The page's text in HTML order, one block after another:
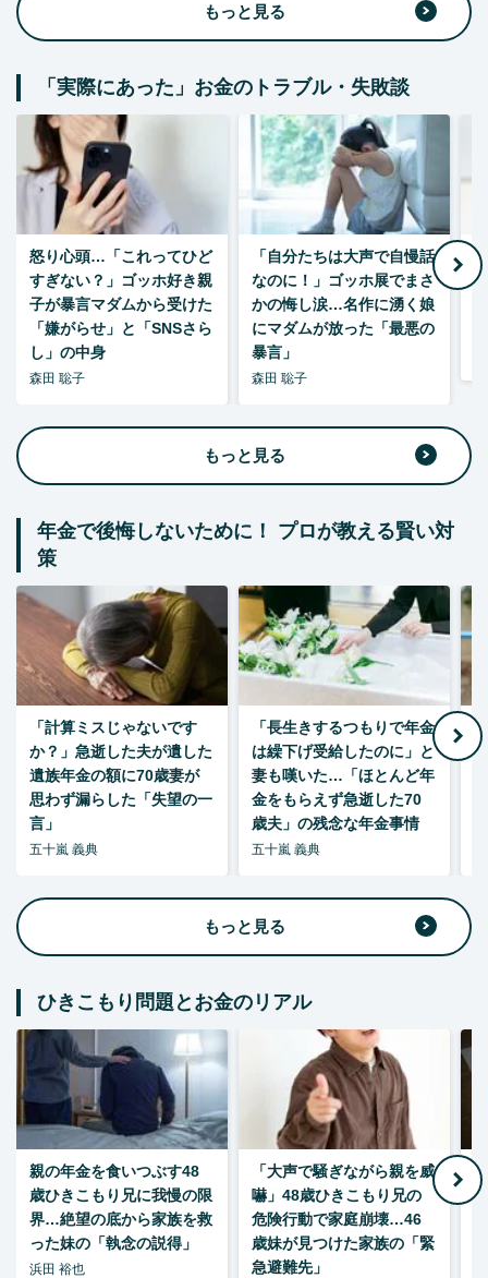
もっと見る
「実際にあった」お金のトラブル・失敗談
怒り心頭…「これってひど
すぎない？」ゴッホ好き親
子が暴言マダムから受けた
「嫌がらせ」と「SNSさら
し」の中身
森田 聡子
「自分たちは大声で自慢話
なのに！」ゴッホ展でまさ
かの悔し涙…名作に湧く娘
にマダムが放った「最悪の
暴言」
森田 聡子
もっと見る
年金で後悔しないために！ プロが教える賢い対
策
「計算ミスじゃないです
か？」急逝した夫が遺した
遺族年金の額に70歳妻が
思わず漏らした「失望の一
言」
五十嵐 義典
「長生きするつもりで年金
は繰下げ受給したのに」と
妻も嘆いた…「ほとんど年
金をもらえず急逝した70
歳夫」の残念な年金事情
五十嵐 義典
もっと見る
ひきこもり問題とお金のリアル
親の年金を食いつぶす48
歳ひきこもり兄に我慢の限
界…絶望の底から家族を救
った妹の「執念の説得」
浜田 裕也
「大声で騒ぎながら親を威
嚇」48歳ひきこもり兄の
危険行動で家庭崩壊…46
歳妹が見つけた家族の「緊
急避難先」